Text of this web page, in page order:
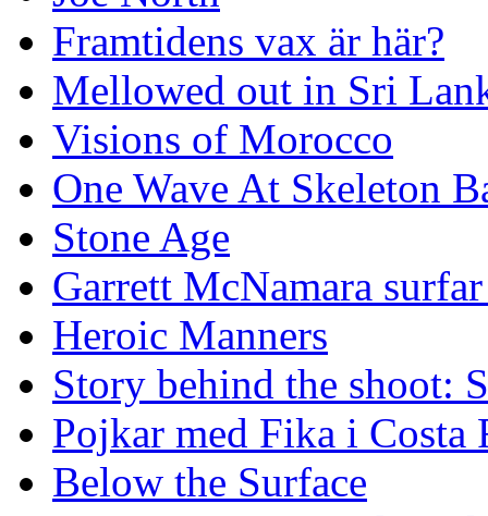
Framtidens vax är här?
Mellowed out in Sri
Visions of Morocco
One Wave At Skeleton
Stone Age
Garrett McNamara
Heroic Manners
Story behind the shoot:
Pojkar med Fika i Costa
Below the Surface